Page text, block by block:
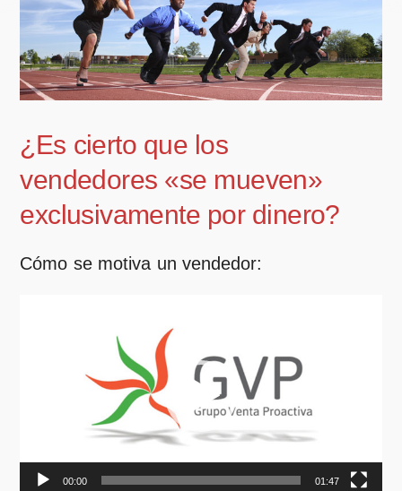
¿Es cierto que los
vendedores «se mueven»
exclusivamente por dinero?
Cómo se motiva un vendedor:
00:00 01:47